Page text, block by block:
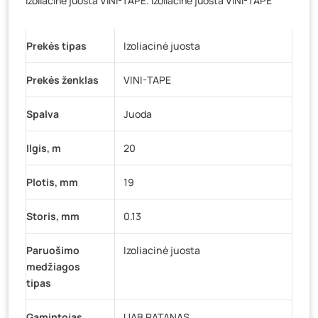
K. Donelaičio g. 17, Rokiškis- 0 vienetų
Šaltupės g. 64, Zarasai- 0 vienetų
Prekės tipas Izoliacinė juosta
Prekės ženklas VINI-TAPE
Spalva Juoda
Ilgis, m 20
Plotis, mm 19
Storis, mm 0.13
Paruošimo
medžiagos
tipas
Izoliacinė juosta